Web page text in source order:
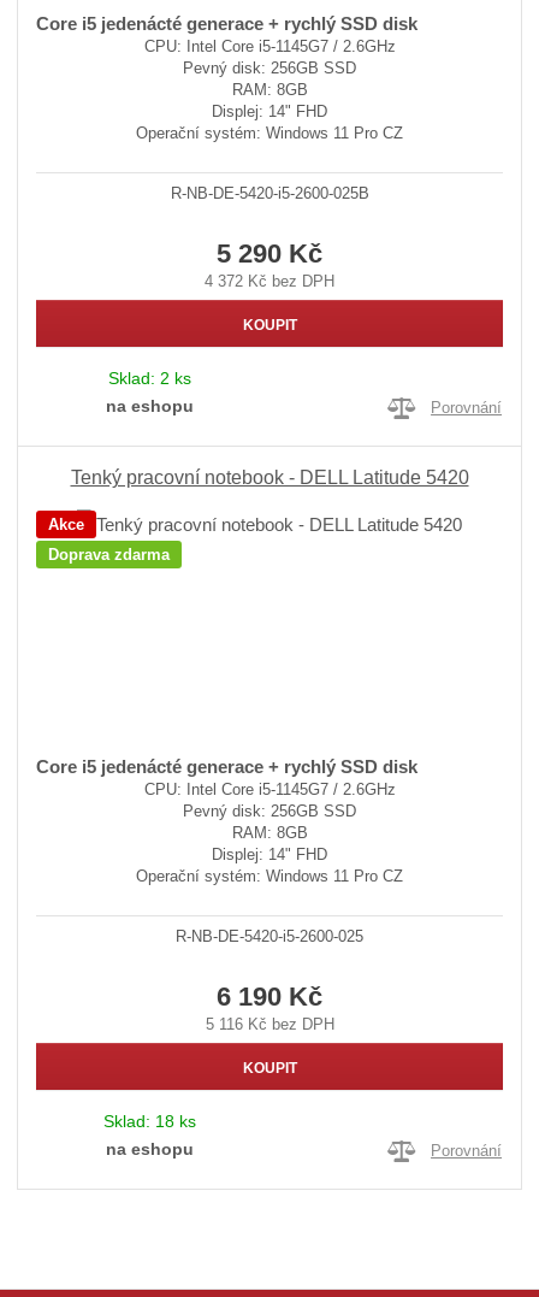
Core i5 jedenácté generace + rychlý SSD disk
CPU: Intel Core i5-1145G7 / 2.6GHz
Pevný disk: 256GB SSD
RAM: 8GB
Displej: 14" FHD
Operační systém: Windows 11 Pro CZ
R-NB-DE-5420-i5-2600-025B
5 290 Kč
4 372 Kč bez DPH
KOUPIT
Sklad: 2 ks
na eshopu
Porovnání
Tenký pracovní notebook - DELL Latitude 5420
Akce
Doprava zdarma
Core i5 jedenácté generace + rychlý SSD disk
CPU: Intel Core i5-1145G7 / 2.6GHz
Pevný disk: 256GB SSD
RAM: 8GB
Displej: 14" FHD
Operační systém: Windows 11 Pro CZ
R-NB-DE-5420-i5-2600-025
6 190 Kč
5 116 Kč bez DPH
KOUPIT
Sklad: 18 ks
na eshopu
Porovnání